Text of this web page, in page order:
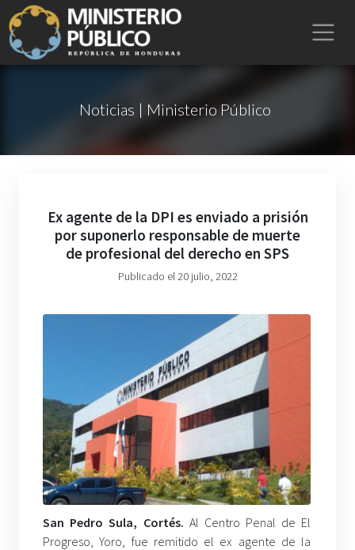
Noticias | Ministerio Público
Ex agente de la DPI es enviado a prisión
por suponerlo responsable de muerte
de profesional del derecho en SPS
Publicado el 20 julio, 2022
San Pedro Sula, Cortés. Al Centro Penal de El
Progreso, Yoro, fue remitido el ex agente de la